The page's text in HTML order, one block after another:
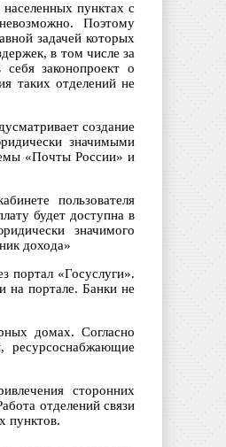
пунктах с
Поэтому
задачей которых
в том числе за
законопроект о
таких отделений не
создание
значимыми
«Почты России» и
пользователя
будет доступна в
значимого
дохода»
портал «Госуслуги».
на портале. Банки не
домах. Согласно
ресурсоснабжающие
сторонних
отделений связи
пунктов.